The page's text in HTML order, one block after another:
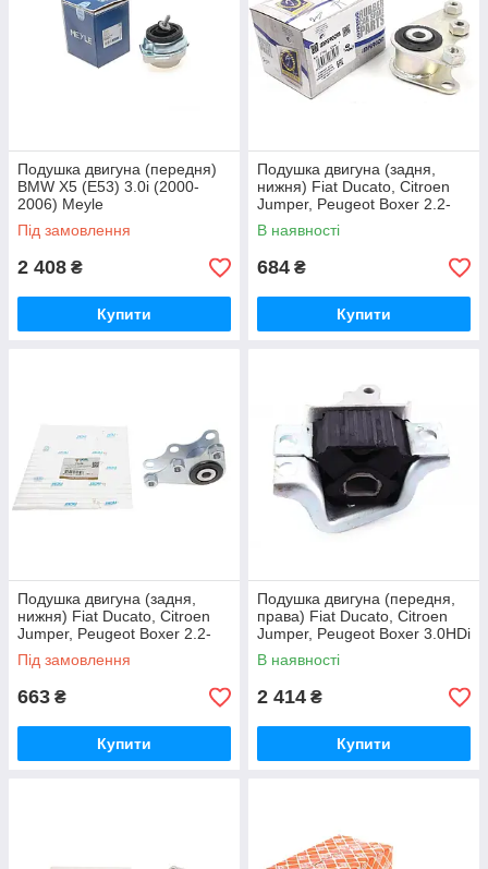
Подушка двигуна (передня)
BMW X5 (E53) 3.0i (2000-
2006) Meyle
Під замовлення
2 408 ₴
Купити
Подушка двигуна (задня,
нижня) Fiat Ducato, Citroen
Jumper, Peugeot Boxer 2.2-
2.3D (2006-) Impergom
В наявності
684 ₴
Купити
Подушка двигуна (задня,
нижня) Fiat Ducato, Citroen
Jumper, Peugeot Boxer 2.2-
2.3D (2006-) Ucel
Під замовлення
663 ₴
Купити
Подушка двигуна (передня,
права) Fiat Ducato, Citroen
Jumper, Peugeot Boxer 3.0HDi
(2006-) Impergom
В наявності
2 414 ₴
Купити